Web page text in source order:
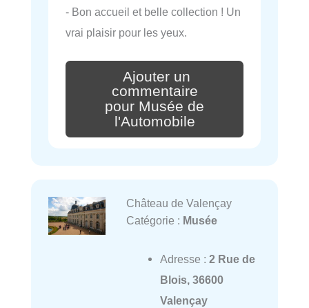
- Bon accueil et belle collection ! Un
vrai plaisir pour les yeux.
Ajouter un
commentaire
pour Musée de
l'Automobile
Château de Valençay
Catégorie : Musée
Adresse : 2 Rue de
Blois, 36600
Valençay